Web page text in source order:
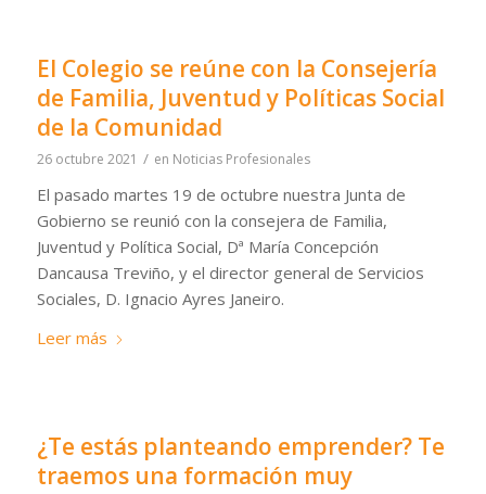
El Colegio se reúne con la Consejería
de Familia, Juventud y Políticas Social
de la Comunidad
26 octubre 2021 / en Noticias Profesionales
El pasado martes 19 de octubre nuestra Junta de
Gobierno se reunió con la consejera de Familia,
Juventud y Política Social, Dª María Concepción
Dancausa Treviño, y el director general de Servicios
Sociales, D. Ignacio Ayres Janeiro.
Leer más
¿Te estás planteando emprender? Te
traemos una formación muy